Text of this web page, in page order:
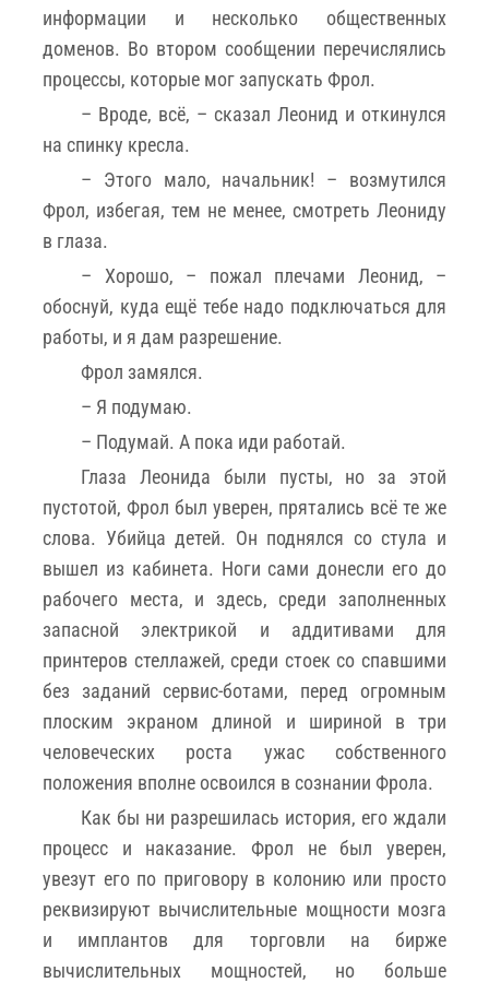
информации и несколько общественных
доменов. Во втором сообщении перечислялись
процессы, которые мог запускать Фрол.
– Вроде, всё, – сказал Леонид и откинулся
на спинку кресла.
– Этого мало, начальник! – возмутился
Фрол, избегая, тем не менее, смотреть Леониду
в глаза.
– Хорошо, – пожал плечами Леонид, –
обоснуй, куда ещё тебе надо подключаться для
работы, и я дам разрешение.
Фрол замялся.
– Я подумаю.
– Подумай. А пока иди работай.
Глаза Леонида были пусты, но за этой
пустотой, Фрол был уверен, прятались всё те же
слова. Убийца детей. Он поднялся со стула и
вышел из кабинета. Ноги сами донесли его до
рабочего места, и здесь, среди заполненных
запасной электрикой и аддитивами для
принтеров стеллажей, среди стоек со спавшими
без заданий сервис-ботами, перед огромным
плоским экраном длиной и шириной в три
человеческих роста ужас собственного
положения вполне освоился в сознании Фрола.
Как бы ни разрешилась история, его ждали
процесс и наказание. Фрол не был уверен,
увезут его по приговору в колонию или просто
реквизируют вычислительные мощности мозга
и имплантов для торговли на бирже
вычислительных мощностей, но больше